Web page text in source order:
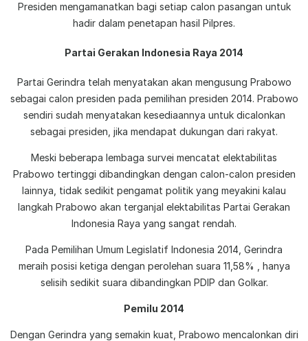
Presiden mengamanatkan bagi setiap calon pasangan untuk
hadir dalam penetapan hasil Pilpres.
Partai Gerakan Indonesia Raya 2014
Partai Gerindra telah menyatakan akan mengusung Prabowo
sebagai calon presiden pada pemilihan presiden 2014. Prabowo
sendiri sudah menyatakan kesediaannya untuk dicalonkan
sebagai presiden, jika mendapat dukungan dari rakyat.
Meski beberapa lembaga survei mencatat elektabilitas
Prabowo tertinggi dibandingkan dengan calon-calon presiden
lainnya, tidak sedikit pengamat politik yang meyakini kalau
langkah Prabowo akan terganjal elektabilitas Partai Gerakan
Indonesia Raya yang sangat rendah.
Pada Pemilihan Umum Legislatif Indonesia 2014, Gerindra
meraih posisi ketiga dengan perolehan suara 11,58% , hanya
selisih sedikit suara dibandingkan PDIP dan Golkar.
Pemilu 2014
Dengan Gerindra yang semakin kuat, Prabowo mencalonkan diri